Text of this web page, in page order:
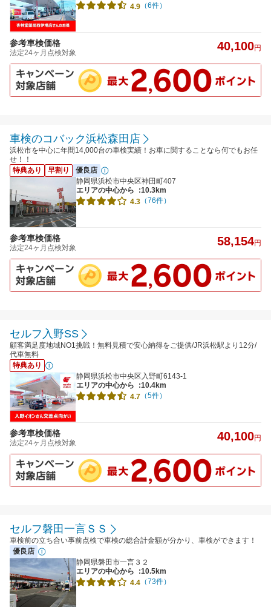
4.9 （6件）
参考車検価格
法定24ヶ月点検対象 40,100円
車検のコバック浜松森田店
浜松市を中心に年間14,000台の車検実績！お車に関することなら何でもお任
せ！！
特典あり
早割り
優良店
静岡県浜松市中央区神田町407
エリアの中心から
:10.3km
4.3 （76件）
参考車検価格
法定24ヶ月点検対象 58,154円
セルフ入野SS
顧客満足度地域NO1挑戦！無料見積で安心納得をご提供/JR浜松駅より12分/
代車無料
特典あり
静岡県浜松市中央区入野町6143-1
エリアの中心から
:10.4km
4.7 （5件）
参考車検価格
法定24ヶ月点検対象 40,100円
セルフ磐田一言ＳＳ
車検前の立ち合い事前点検で車検の総合計金額が分かり、車検ができます！
優良店
静岡県磐田市一言３２
エリアの中心から
:10.5km
4.4 （73件）